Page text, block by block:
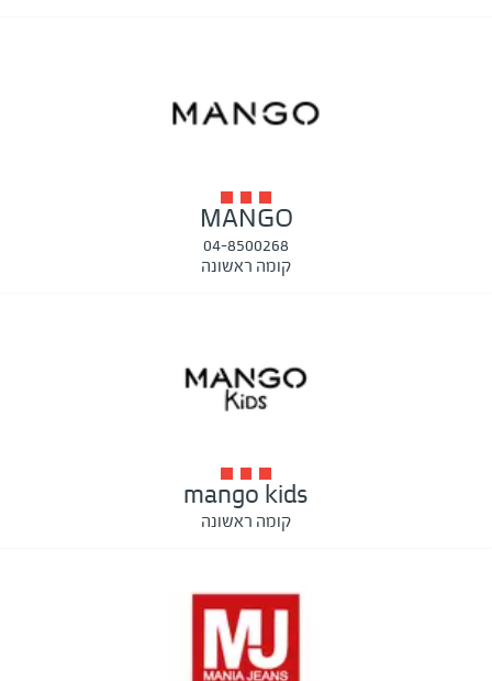
MANGO
04-8500268
קומה ראשונה
mango kids
קומה ראשונה